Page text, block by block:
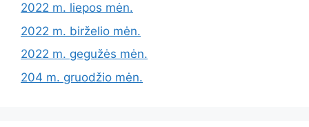
2022 m. liepos mėn.
2022 m. birželio mėn.
2022 m. gegužės mėn.
204 m. gruodžio mėn.